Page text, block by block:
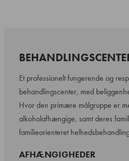
Et professionelt fungerende og
behandlingscenter, med
Hvor den primære målgruppe er
alkoholafhængige, samt deres
familieorienteret
AFHÆNGIGHEDER